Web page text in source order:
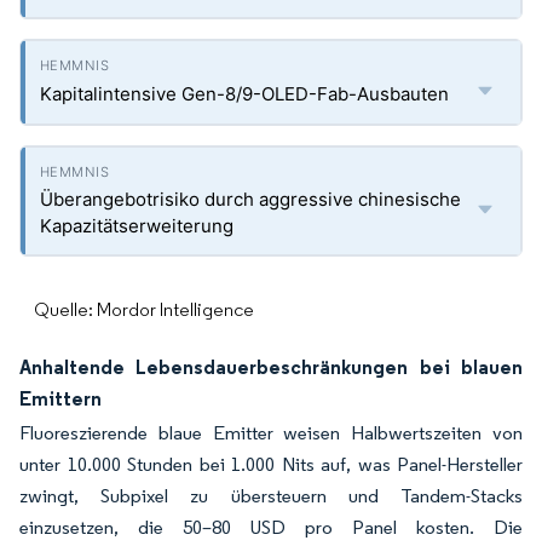
Kapitalintensive Gen-8/9-OLED-Fab-Ausbauten
Überangebotrisiko durch aggressive chinesische
Kapazitätserweiterung
Quelle: Mordor Intelligence
Anhaltende Lebensdauerbeschränkungen bei blauen
Emittern
Fluoreszierende blaue Emitter weisen Halbwertszeiten von
unter 10.000 Stunden bei 1.000 Nits auf, was Panel-Hersteller
zwingt, Subpixel zu übersteuern und Tandem-Stacks
einzusetzen, die 50–80 USD pro Panel kosten. Die